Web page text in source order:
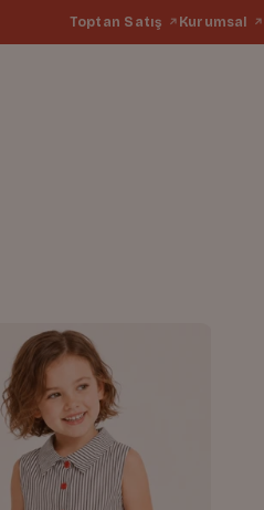
Toptan Satış Kurumsal